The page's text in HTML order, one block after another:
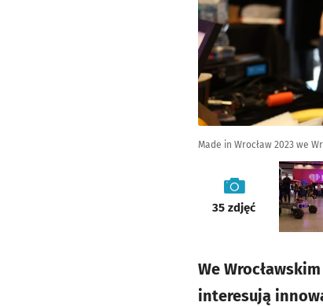
Made in Wrocław 2023 we
galeria
35 zdjęć
We
interesują